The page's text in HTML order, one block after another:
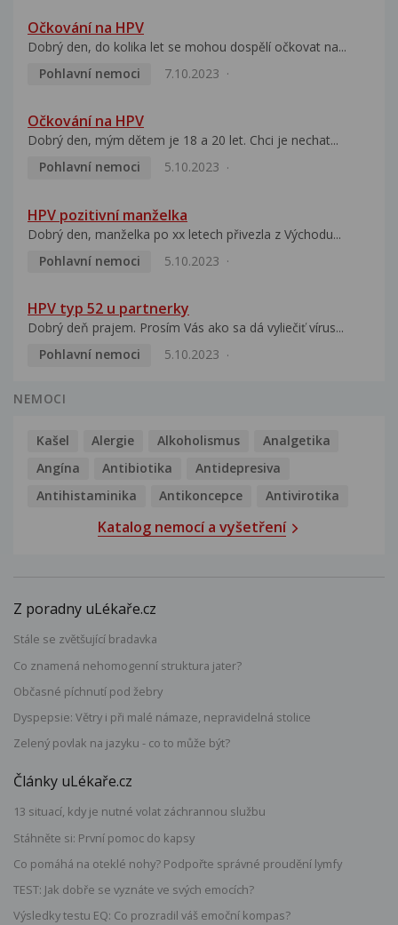
Očkování na HPV
Dobrý den, do kolika let se mohou dospělí očkovat na...
Pohlavní nemoci
7.10.2023
Očkování na HPV
Dobrý den, mým dětem je 18 a 20 let. Chci je nechat...
Pohlavní nemoci
5.10.2023
HPV pozitivní manželka
Dobrý den, manželka po xx letech přivezla z Východu...
Pohlavní nemoci
5.10.2023
HPV typ 52 u partnerky
Dobrý deň prajem. Prosím Vás ako sa dá vyliečiť vírus...
Pohlavní nemoci
5.10.2023
NEMOCI
Kašel Alergie Alkoholismus
Analgetika
Angína
Antibiotika
Antidepresiva
Antihistaminika
Antikoncepce Antivirotika
Katalog nemocí a vyšetření
Z poradny uLékaře.cz
Stále se zvětšující bradavka
Co znamená nehomogenní struktura jater?
Občasné píchnutí pod žebry
Dyspepsie: Větry i při malé námaze, nepravidelná stolice
Zelený povlak na jazyku - co to může být?
Články uLékaře.cz
13 situací, kdy je nutné volat záchrannou službu
Stáhněte si: První pomoc do kapsy
Co pomáhá na oteklé nohy? Podpořte správné proudění lymfy
TEST: Jak dobře se vyznáte ve svých emocích?
Výsledky testu EQ: Co prozradil váš emoční kompas?